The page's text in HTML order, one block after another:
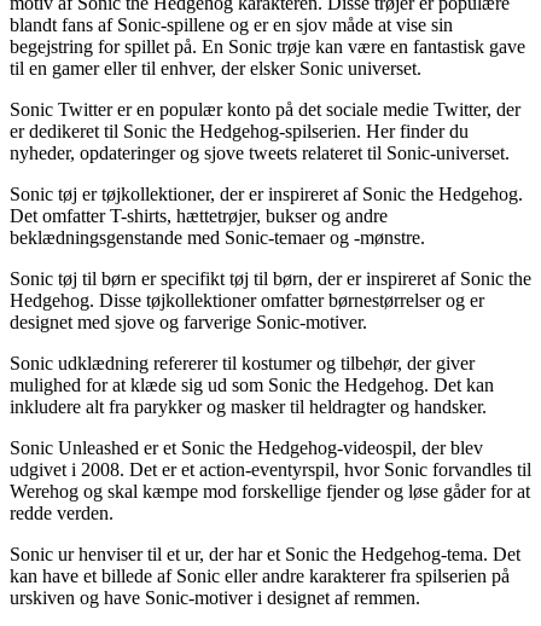
blandt fans af Sonic-spillene og er en sjov måde at vise sin
begejstring for spillet på. En Sonic trøje kan være en fantastisk gave
til en gamer eller til enhver, der elsker Sonic universet.
Sonic Twitter er en populær konto på det sociale medie Twitter, der
er dedikeret til Sonic the Hedgehog-spilserien. Her finder du
nyheder, opdateringer og sjove tweets relateret til Sonic-universet.
Sonic tøj er tøjkollektioner, der er inspireret af Sonic the Hedgehog.
Det omfatter T-shirts, hættetrøjer, bukser og andre
beklædningsgenstande med Sonic-temaer og -mønstre.
Sonic tøj til børn er specifikt tøj til børn, der er inspireret af Sonic the
Hedgehog. Disse tøjkollektioner omfatter børnestørrelser og er
designet med sjove og farverige Sonic-motiver.
Sonic udklædning refererer til kostumer og tilbehør, der giver
mulighed for at klæde sig ud som Sonic the Hedgehog. Det kan
inkludere alt fra parykker og masker til heldragter og handsker.
Sonic Unleashed er et Sonic the Hedgehog-videospil, der blev
udgivet i 2008. Det er et action-eventyrspil, hvor Sonic forvandles til
Werehog og skal kæmpe mod forskellige fjender og løse gåder for at
redde verden.
Sonic ur henviser til et ur, der har et Sonic the Hedgehog-tema. Det
kan have et billede af Sonic eller andre karakterer fra spilserien på
urskiven og have Sonic-motiver i designet af remmen.